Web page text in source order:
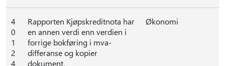
4
0
1
2
4
Rapporten Kjøpskreditnota har
en annen verdi enn verdien i
forrige bokføring i mva-
differanse og kopier
dokument.
Økonomi